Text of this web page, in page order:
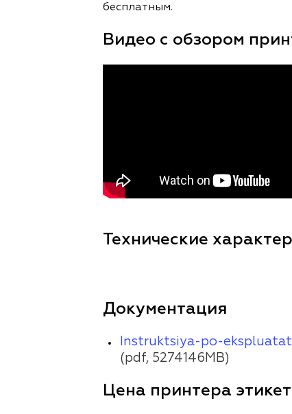
бесплатным.
Видео с обзором
Технические
Документация
Instruktsiya-po-
(pdf, 5274146MB)
Цена принтера